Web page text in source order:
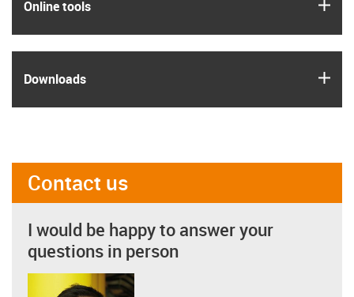
Online tools
Downloads
Contact us
I would be happy to answer your
questions in person